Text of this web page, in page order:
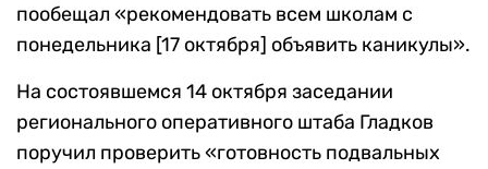
пообещал «рекомендовать всем школам с
понедельника [17 октября] объявить каникулы».
На состоявшемся 14 октября заседании
регионального оперативного штаба Гладков
поручил проверить «готовность подвальных